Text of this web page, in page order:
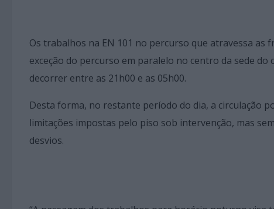
Os trabalhos na EN 101 no percurso que atravessa as
exceção do percurso em paralelo no centro da sede
decorrer entre as 21h00 e as 05h00.
Desta forma, no restante período do dia, a circulação
limitações impostas pelo piso sob intervenção, mas
desvios.